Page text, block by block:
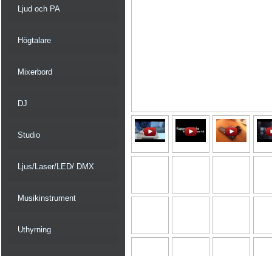
Ljud och PA
Högtalare
Mixerbord
DJ
Studio
Ljus/Laser/LED/ DMX
Musikinstrument
Uthyrning